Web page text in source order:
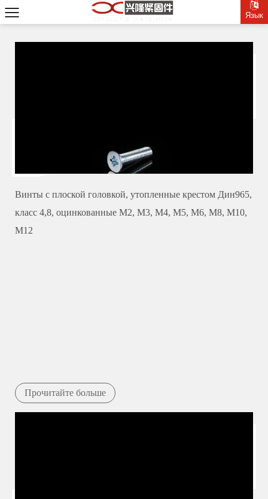
Язык
Винты с плоской головкой, утопленные крестом Дин965,
класс 4,8, оцинкованные М2, М3, М4, М5, М6, М8, М10,
М12
Прочитайте больше